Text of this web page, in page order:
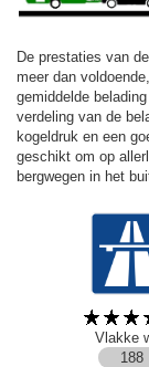
De prestaties van
meer dan
gemiddelde
verdeling van de
kogeldruk en een
geschikt om op
bergwegen in het
Vlakke
188